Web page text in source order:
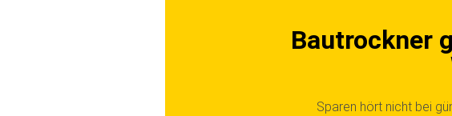
Bautrockner
Sparen hört nicht bei